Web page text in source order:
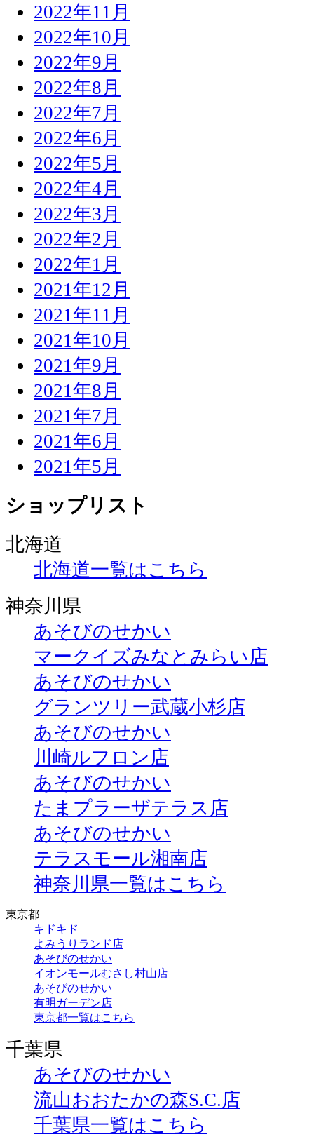
2022年11月
2022年10月
2022年9月
2022年8月
2022年7月
2022年6月
2022年5月
2022年4月
2022年3月
2022年2月
2022年1月
2021年12月
2021年11月
2021年10月
2021年9月
2021年8月
2021年7月
2021年6月
2021年5月
ショップリスト
北海道
北海道一覧はこちら
神奈川県
あそびのせかい
マークイズみなとみらい店
あそびのせかい
グランツリー武蔵小杉店
あそびのせかい
川崎ルフロン店
あそびのせかい
たまプラーザテラス店
あそびのせかい
テラスモール湘南店
神奈川県一覧はこちら
東京都
キドキド
よみうりランド店
あそびのせかい
イオンモールむさし村山店
あそびのせかい
有明ガーデン店
東京都一覧はこちら
千葉県
あそびのせかい
流山おおたかの森S.C.店
千葉県一覧はこちら